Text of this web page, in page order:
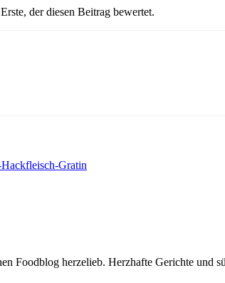
der diesen Beitrag bewertet.
Gratin
Foodblog herzelieb. Herzhafte Gerichte und